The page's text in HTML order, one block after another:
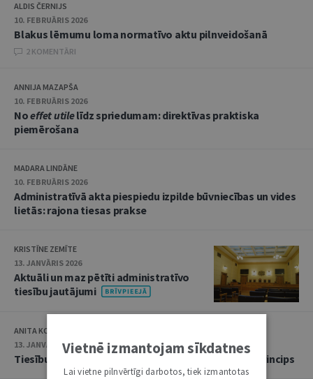
ALDIS ČERNIJS
10. FEBRUĀRIS 2026
Blakus lēmumu loma normatīvo aktu pilnveidošanā
2 KOMENTĀRI
ANNIJA MAZAPŠA
10. FEBRUĀRIS 2026
Noeffet utilelīdz spriedumam: direktīvas praktiska
piemērošana
MADARA LINDĀNE
10. FEBRUĀRIS 2026
Administratīvā akta piespiedu izpilde būvniecības un vides
lietās: rajona tiesas prakse
KRISTĪNE ZEMĪTE
13. JANVĀRIS 2026
Aktuāli un maz pētīti administratīvo
tiesību jautājumi
ANITA KOVAĻEVSKA
13. JANVĀRIS 2026
Tiesību negodprātīgas izmantošanas aizlieguma princips
Vietnē izmantojam sīkdatnes
Lai vietne pilnvērtīgi darbotos, tiek izmantotas